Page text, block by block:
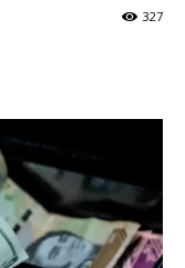
327